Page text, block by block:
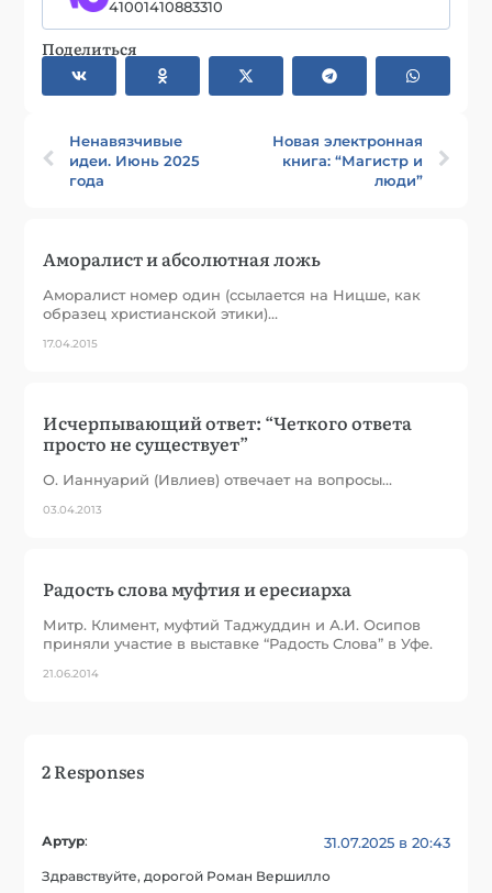
41001410883310
Поделиться
Ненавязчивые
идеи. Июнь 2025
года
Новая электронная
книга: “Магистр и
люди”
Аморалист и абсолютная ложь
Аморалист номер один (ссылается на Ницше, как
образец христианской этики)…
17.04.2015
Исчерпывающий ответ: “Четкого ответа
просто не существует”
О. Ианнуарий (Ивлиев) отвечает на вопросы…
03.04.2013
Радость слова муфтия и ересиарха
Митр. Климент, муфтий Таджуддин и А.И. Осипов
приняли участие в выставке “Радость Слова” в Уфе.
21.06.2014
2 Responses
Артур: 31.07.2025 в 20:43
Здравствуйте, дорогой Роман Вершилло